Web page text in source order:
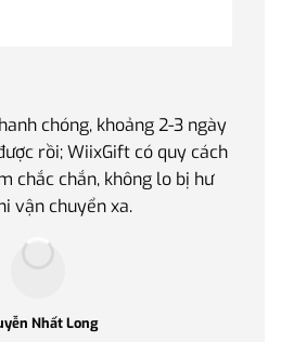
chóng, khoảng 2-3 ngày
rồi; WiixGift có quy cách
chắc chắn, không lo bị hư
vận chuyển xa.
Nhất Long